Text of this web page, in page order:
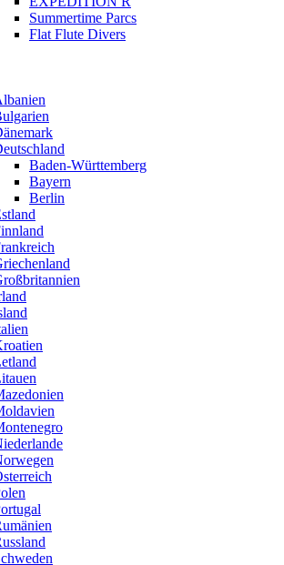
Summertime Parcs
Flat Flute Divers
Baden-Württemberg
Bayern
Berlin